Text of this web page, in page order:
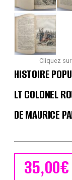
Cliquez
HISTOIRE
LT COLONEL
DE MAURICE
35,00€